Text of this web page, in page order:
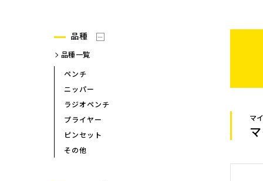
その他
プラスチック用ニッパー(45
エルゴニッパー（プラスチマ
品種
品種一覧
ペンチ
ニッパー
ラジオペンチ
プライヤー
ピンセット
その他